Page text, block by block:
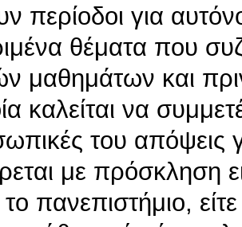
περίοδοι για
θέματα που
μαθημάτων και
καλείται να
του απόψεις
με πρόσκληση
πανεπιστήμιο,